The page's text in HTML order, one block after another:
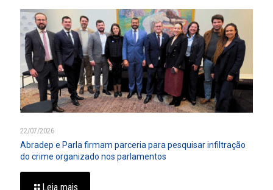
22/07/2026
Abradep e Parla firmam parceria para pesquisar infiltração
do crime organizado nos parlamentos
Leia mais